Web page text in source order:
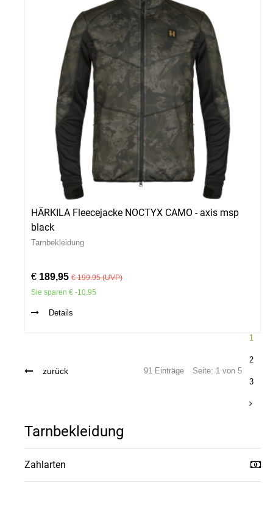
HÄRKILA Fleecejacke NOCTYX CAMO - axis msp
black
Tarnbekleidung
€ 189,95 € 199.95 (UVP)
Sie sparen € -10.95
Details
zurück 91 Einträge Seite: 1 von 5
1
2
3
Tarnbekleidung
Zahlarten